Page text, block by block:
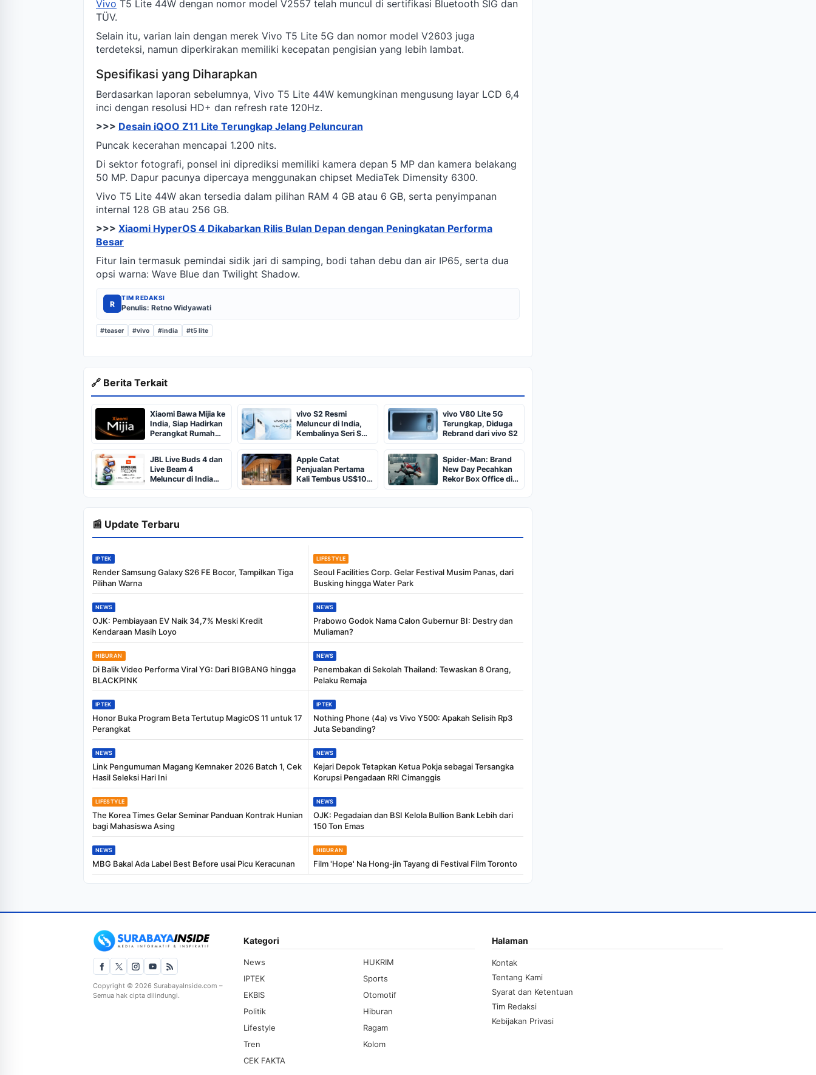
Vivo T5 Lite 44W dengan nomor model V2557 telah muncul di sertifikasi Bluetooth SIG dan
TÜV.
Selain itu, varian lain dengan merek Vivo T5 Lite 5G dan nomor model V2603 juga
terdeteksi, namun diperkirakan memiliki kecepatan pengisian yang lebih lambat.
Spesifikasi yang Diharapkan
Berdasarkan laporan sebelumnya, Vivo T5 Lite 44W kemungkinan mengusung layar LCD 6,4
inci dengan resolusi HD+ dan refresh rate 120Hz.
>>> Desain iQOO Z11 Lite Terungkap Jelang Peluncuran
Puncak kecerahan mencapai 1.200 nits.
Di sektor fotografi, ponsel ini diprediksi memiliki kamera depan 5 MP dan kamera belakang
50 MP. Dapur pacunya dipercaya menggunakan chipset MediaTek Dimensity 6300.
Vivo T5 Lite 44W akan tersedia dalam pilihan RAM 4 GB atau 6 GB, serta penyimpanan
internal 128 GB atau 256 GB.
>>> Xiaomi HyperOS 4 Dikabarkan Rilis Bulan Depan dengan Peningkatan Performa
Besar
Fitur lain termasuk pemindai sidik jari di samping, bodi tahan debu dan air IP65, serta dua
opsi warna: Wave Blue dan Twilight Shadow.
R
TIM REDAKSI
Penulis: Retno Widyawati
#teaser #vivo #india #t5 lite
🔗 Berita Terkait
Xiaomi Bawa Mijia ke
India, Siap Hadirkan
Perangkat Rumah
Pintar
vivo S2 Resmi
Meluncur di India,
Kembalinya Seri S
Setelah 7 Tahun
vivo V80 Lite 5G
Terungkap, Diduga
Rebrand dari vivo S2
JBL Live Buds 4 dan
Live Beam 4
Meluncur di India
dengan Casing
Sentuh dan ANC
Cerdas
Apple Catat
Penjualan Pertama
Kali Tembus US$10
Miliar di India
Spider-Man: Brand
New Day Pecahkan
Rekor Box Office di
Timur Tengah dan
India
📰 Update Terbaru
IPTEK
Render Samsung Galaxy S26 FE Bocor, Tampilkan Tiga
Pilihan Warna
LIFESTYLE
Seoul Facilities Corp. Gelar Festival Musim Panas, dari
Busking hingga Water Park
NEWS
OJK: Pembiayaan EV Naik 34,7% Meski Kredit
Kendaraan Masih Loyo
NEWS
Prabowo Godok Nama Calon Gubernur BI: Destry dan
Muliaman?
HIBURAN
Di Balik Video Performa Viral YG: Dari BIGBANG hingga
BLACKPINK
NEWS
Penembakan di Sekolah Thailand: Tewaskan 8 Orang,
Pelaku Remaja
IPTEK
Honor Buka Program Beta Tertutup MagicOS 11 untuk 17
Perangkat
IPTEK
Nothing Phone (4a) vs Vivo Y500: Apakah Selisih Rp3
Juta Sebanding?
NEWS
Link Pengumuman Magang Kemnaker 2026 Batch 1, Cek
Hasil Seleksi Hari Ini
NEWS
Kejari Depok Tetapkan Ketua Pokja sebagai Tersangka
Korupsi Pengadaan RRI Cimanggis
LIFESTYLE
The Korea Times Gelar Seminar Panduan Kontrak Hunian
bagi Mahasiswa Asing
NEWS
OJK: Pegadaian dan BSI Kelola Bullion Bank Lebih dari
150 Ton Emas
NEWS
MBG Bakal Ada Label Best Before usai Picu Keracunan
HIBURAN
Film 'Hope' Na Hong-jin Tayang di Festival Film Toronto
Copyright © 2026 SurabayaInside.com –
Semua hak cipta dilindungi.
Kategori
News
HUKRIM
IPTEK
Sports
EKBIS
Otomotif
Politik
Hiburan
Lifestyle
Ragam
Tren
Kolom
CEK FAKTA
Halaman
Kontak
Tentang Kami
Syarat dan Ketentuan
Tim Redaksi
Kebijakan Privasi